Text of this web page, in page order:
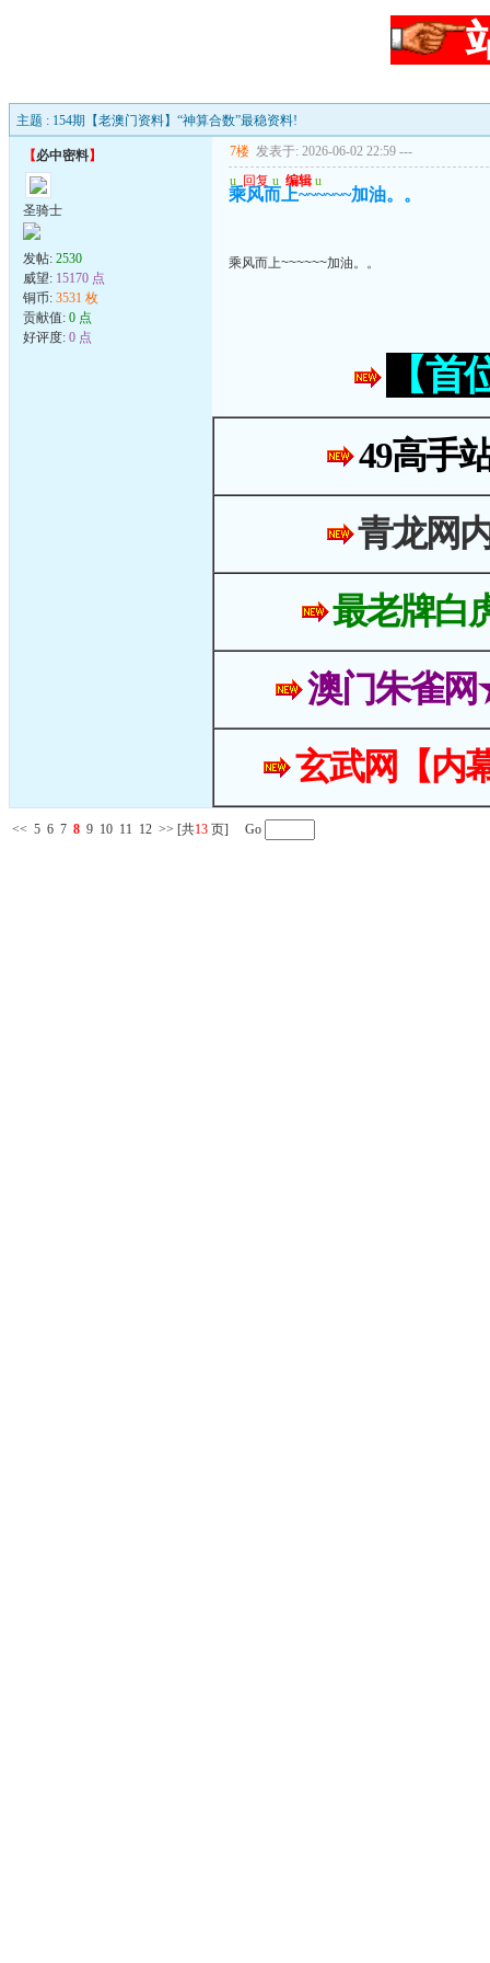
主题 : 154期【老澳门资料】“神算合数”最稳资料!
【必中密料】
圣骑士
发帖: 2530
威望: 15170 点
铜币: 3531 枚
贡献值: 0 点
好评度: 0 点
7楼 发表于: 2026-06-02 22:59 ---
u 回复 u 编辑 u
乘风而上~~~~~~加油。。
乘风而上~~~~~~加油。。
【
49高手
青龙网
最老牌白
澳门朱雀
玄武网【内
<< 5 6 7 8 9 10 11 12 >> [共13 页] Go